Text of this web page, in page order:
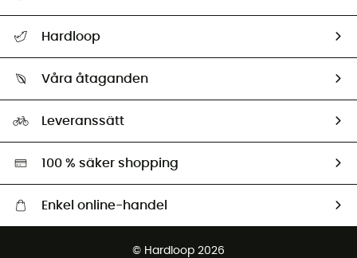
Retur & återbetalning
Hardloop
Ambassadörer
Våra åtaganden
Miljöanpassat urval
Leveranssätt
100 % säker shopping
Enkel online-handel
© Hardloop 2026